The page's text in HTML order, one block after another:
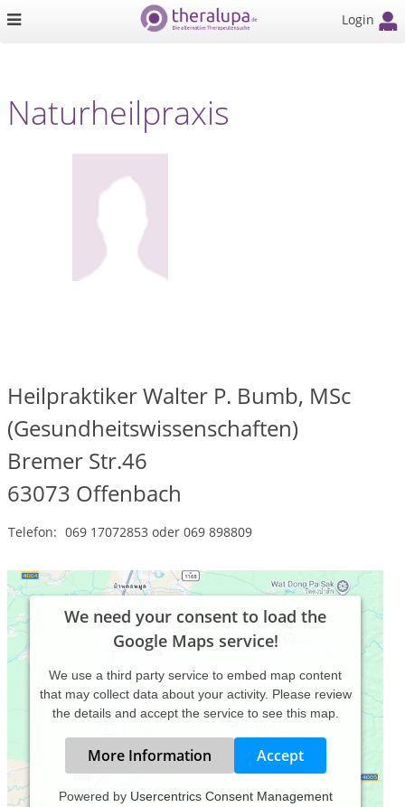
Login
Naturheilpraxis
Heilpraktiker Walter P. Bumb, MSc
(Gesundheitswissenschaften)
Bremer Str.46
63073 Offenbach
Telefon: 069 17072853 oder 069 898809
We need your consent to load the
Google Maps service!
We use a third party service to embed map content
that may collect data about your activity. Please review
the details and accept the service to see this map.
More Information Accept
Powered by Usercentrics Consent Management